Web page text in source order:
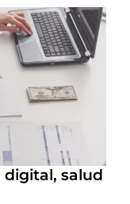
digital, salud